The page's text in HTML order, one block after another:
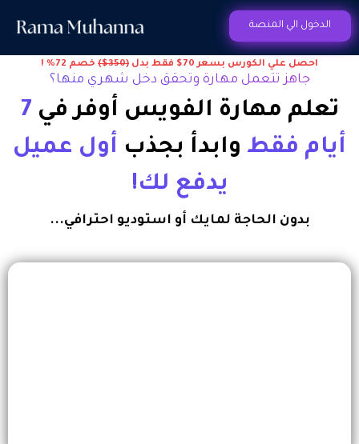
الدخول الي المنصة
احصل علي الكورس بسعر 70$ فقط بدل (350$) خصم 72% !
جاهز تتعمل مهارة وتحقق دخل شهري منها؟
تعلم مهارة الفويس أوفر في 7
أيام فقط وابدأ بجذب أول عميل
يدفع لك!
بدون الحاجة لمايك أو استوديو احترافي...